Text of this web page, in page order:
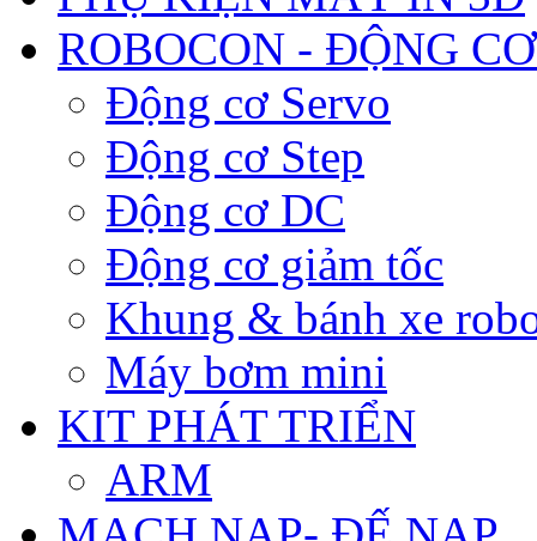
ROBOCON - ĐỘNG
Động cơ Servo
Động cơ Step
Động cơ DC
Động cơ giảm tốc
Khung & bánh xe
Máy bơm mini
KIT PHÁT TRIỂN
ARM